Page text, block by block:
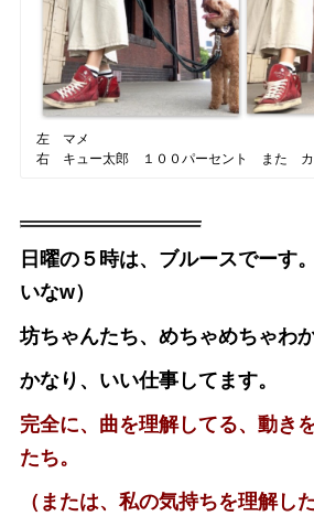
左 マメ
右 キュー太郎 １００パーセント また カ
日曜の５時は、ブルースでーす
いなw）
坊ちゃんたち、めちゃめちゃわ
かなり、いい仕事してます。
完全に、曲を理解してる、動き
たち。
（または、私の気持ちを理解し